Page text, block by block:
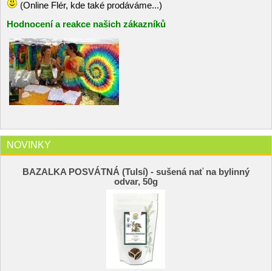
(Online Flér, kde také prodáváme...)
Hodnocení a reakce našich zákazníků
NOVINKY
BAZALKA POSVÁTNÁ (Tulsí) - sušená nať na bylinný
odvar, 50g